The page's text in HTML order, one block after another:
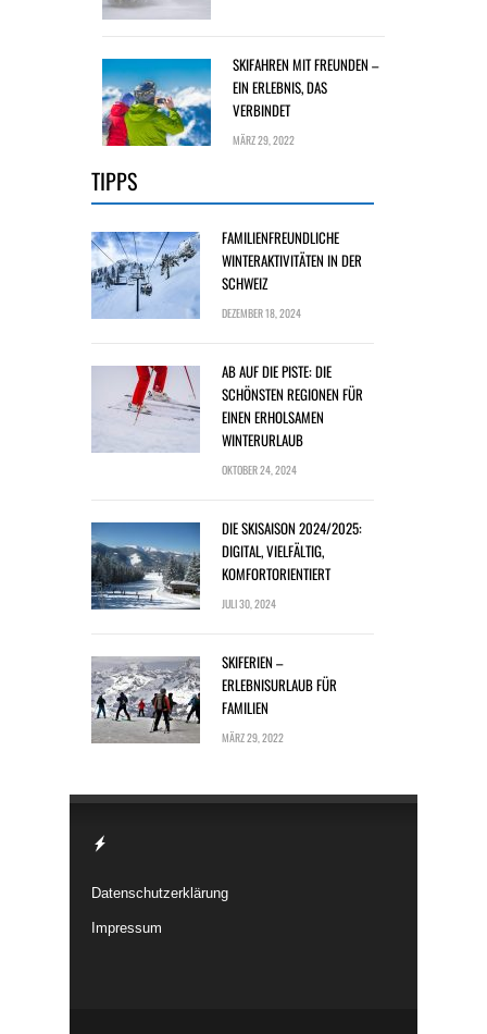
SKIFAHREN MIT FREUNDEN –
EIN ERLEBNIS, DAS
VERBINDET
MÄRZ 29, 2022
TIPPS
FAMILIENFREUNDLICHE
WINTERAKTIVITÄTEN IN DER
SCHWEIZ
DEZEMBER 18, 2024
AB AUF DIE PISTE: DIE
SCHÖNSTEN REGIONEN FÜR
EINEN ERHOLSAMEN
WINTERURLAUB
OKTOBER 24, 2024
DIE SKISAISON 2024/2025:
DIGITAL, VIELFÄLTIG,
KOMFORTORIENTIERT
JULI 30, 2024
SKIFERIEN –
ERLEBNISURLAUB FÜR
FAMILIEN
MÄRZ 29, 2022
Datenschutzerklärung
Impressum